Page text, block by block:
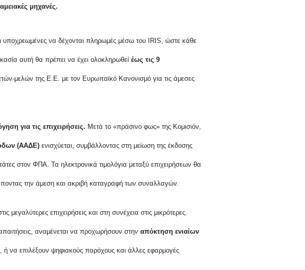
μηχανές.
υποχρεωμένες να δέχονται πληρωμές μέσω του IRIS, ώστε κάθε
αυτή θα πρέπει να έχει ολοκληρωθεί έως τις 9
μελών της Ε.Ε. με τον Ευρωπαϊκό Κανονισμό για τις άμεσες
για τις επιχειρήσεις. Μετά το «πράσινο φως» της Κομισιόν,
(ΑΑΔΕ) ενισχύεται, συμβάλλοντας στη μείωση της έκδοσης
στον ΦΠΑ. Τα ηλεκτρονικά τιμολόγια μεταξύ επιχειρήσεων θα
την άμεση και ακριβή καταγραφή των συναλλαγών.
επιχειρήσεις και στη συνέχεια στις μικρότερες.
αναμένεται να προχωρήσουν στην απόκτηση ενιαίων
να επιλέξουν ψηφιακούς παρόχους και άλλες εφαρμογές